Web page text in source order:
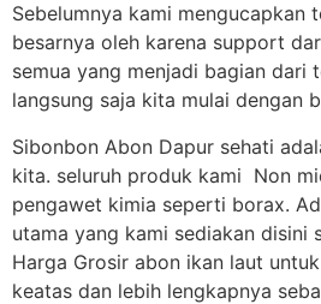
Sebelumnya kami mengucapkan
besarnya oleh karena support
semua yang menjadi bagian dari
langsung saja kita mulai dengan
Sibonbon Abon Dapur sehati
kita. seluruh produk kami Non
pengawet kimia seperti borax.
utama yang kami sediakan disini
Harga Grosir abon ikan laut
keatas dan lebih lengkapnya